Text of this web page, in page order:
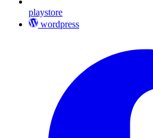
playstore
wordpress